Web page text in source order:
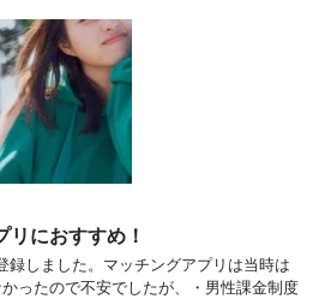
におすすめ！
録しました。マッチングアプリは当時は
ったので不安でしたが、・男性課金制度